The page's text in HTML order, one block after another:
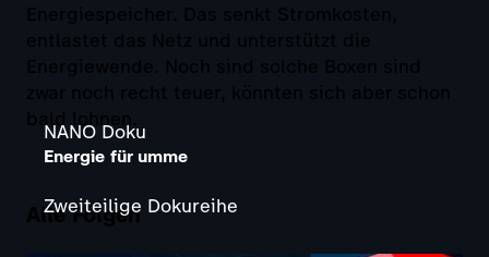
Energiespeicher. Das senkt Stromkosten,
entlastet das Netz und unterstützt die
Energiewende. Noch sind solche Boxen sind
zwar noch recht teuer, könnten sich aber schon
bald lohnen.
Alle Folgen
NANO Doku
Energie für umme
Zweiteilige Dokureihe